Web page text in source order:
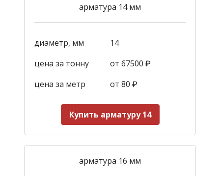
арматура 14 мм
диаметр, мм
14
цена за тонну
от 67500 ₽
цена за метр
от 80 ₽
Купить арматуру 14
арматура 16 мм